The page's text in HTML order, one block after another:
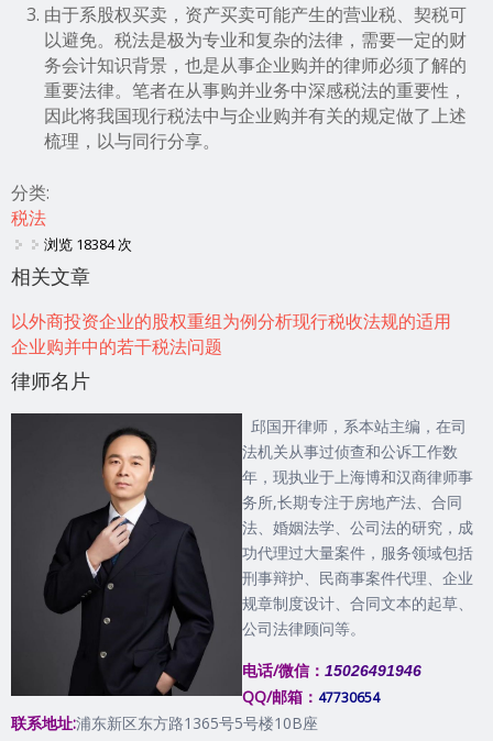
由于系股权买卖，资产买卖可能产生的营业税、契税可
以避免。税法是极为专业和复杂的法律，需要一定的财
务会计知识背景，也是从事企业购并的律师必须了解的
重要法律。笔者在从事购并业务中深感税法的重要性，
因此将我国现行税法中与企业购并有关的规定做了上述
梳理，以与同行分享。
分类:
税法
浏览 18384 次
相关文章
以外商投资企业的股权重组为例分析现行税收法规的适用
企业购并中的若干税法问题
律师名片
邱国开律师，系本站主编，在司
法机关从事过侦查和公诉工作数
年，现执业于上海博和汉商律师事
务所,长期专注于房地产法、合同
法、婚姻法学、公司法的研究，成
功代理过大量案件，服务领域包括
刑事辩护、民商事案件代理、企业
规章制度设计、合同文本的起草、
公司法律顾问等。
电话/微信： 15026491946
QQ/邮箱： 47730654
联系地址:浦东新区东方路1365号5号楼10B座